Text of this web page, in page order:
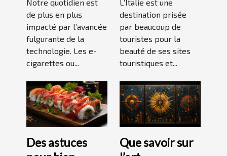
Notre quotidien est
de plus en plus
impacté par l’avancée
fulgurante de la
technologie. Les e-
cigarettes ou...
L’Italie est une
destination prisée
par beaucoup de
touristes pour la
beauté de ses sites
touristiques et...
Des astuces
Que savoir sur